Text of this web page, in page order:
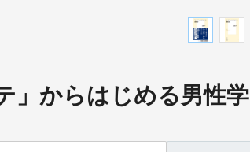
」からはじめる男性学